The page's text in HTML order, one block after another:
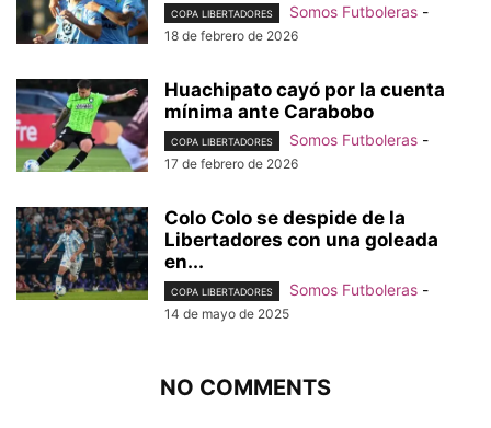
COPA LIBERTADORES Somos Futboleras -
18 de febrero de 2026
Huachipato cayó por la cuenta
mínima ante Carabobo
COPA LIBERTADORES Somos Futboleras -
17 de febrero de 2026
Colo Colo se despide de la
Libertadores con una goleada
en...
COPA LIBERTADORES Somos Futboleras -
14 de mayo de 2025
NO COMMENTS